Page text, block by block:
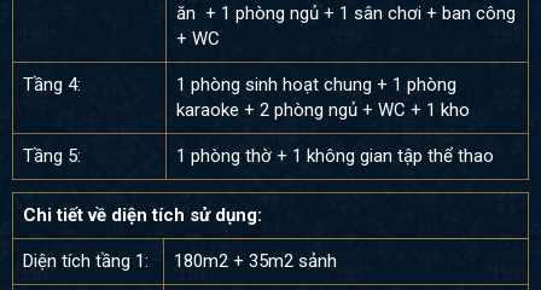
ăn + 1 phòng ngủ + 1 sân chơi + ban công
+ WC
Tầng 4:
1 phòng sinh hoạt chung + 1 phòng
karaoke + 2 phòng ngủ + WC + 1 kho
Tầng 5: 1 phòng thờ + 1 không gian tập thể thao
Chi tiết về diện tích sử dụng:
Diện tích tầng 1: 180m2 + 35m2 sảnh